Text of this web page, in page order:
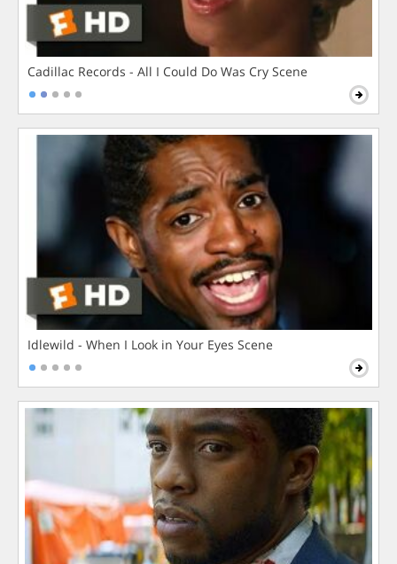
Cadillac Records - All I Could Do Was Cry Scene
Idlewild - When I Look in Your Eyes Scene